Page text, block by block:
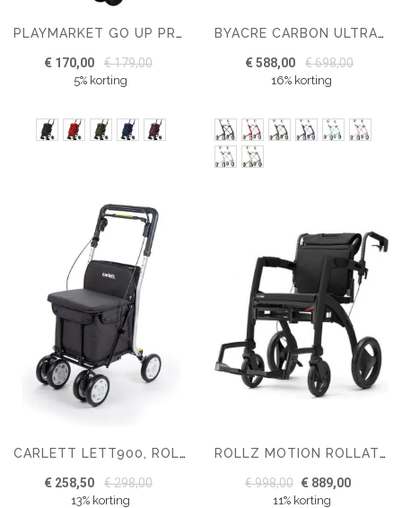
PLAYMARKET GO UP PREMIUM INKLAPBARE BOODSCHAPPENTROLLEY MET 4 WIELEN
€ 170,00 € 179,00
5% korting
BYACRE CARBON ULTRALIGHT ROLLATOR – COMPACT
€ 588,00 € 698,00
16% korting
CARLETT LETT900, ROLLATOR EN BOODSCHAPPENTROLLEY IN ÉÉN
€ 258,50 € 298,00
13% korting
ROLLZ MOTION ROLLATOR ÉN ROLSTOEL IN 1
€ 998,00 € 889,00
11% korting